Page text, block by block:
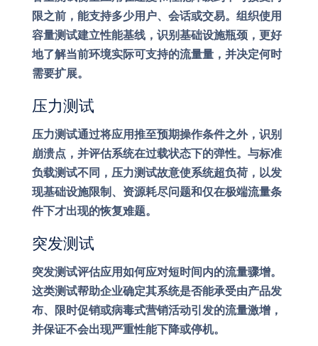
限之前，能支持多少用户、会话或交易。组织使用
容量测试建立性能基线，识别基础设施瓶颈，更好
地了解当前环境实际可支持的流量量，并决定何时
需要扩展。
压力测试
压力测试通过将应用推至预期操作条件之外，识别
崩溃点，并评估系统在过载状态下的弹性。与标准
负载测试不同，压力测试故意使系统超负荷，以发
现基础设施限制、资源耗尽问题和仅在极端流量条
件下才出现的恢复难题。
突发测试
突发测试评估应用如何应对短时间内的流量骤增。
这类测试帮助企业确定其系统是否能承受由产品发
布、限时促销或病毒式营销活动引发的流量激增，
并保证不会出现严重性能下降或停机。